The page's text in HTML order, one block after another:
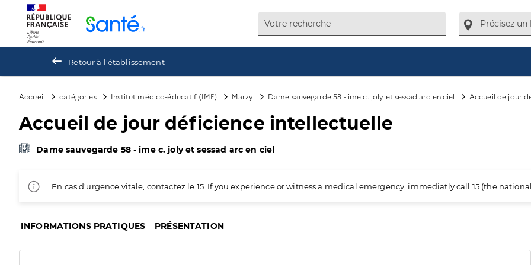
Retour à l'établissement
Accueil catégories Institut médico-éducatif (IME) Marzy Dame sauvegarde 58 - ime c. joly et sessad arc en ciel Accueil de jour
Accueil de jour déficience intellectuelle
Dame sauvegarde 58 - ime c. joly et sessad arc en ciel
En cas d'urgence vitale, contactez le 15. If you experience or witness a medical emergency, immediatly call 15 (the
INFORMATIONS PRATIQUES PRÉSENTATION
Panneau de gestion des cookies